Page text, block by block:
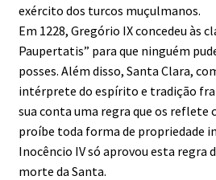
exército dos turcos muçulmanos.
Em 1228, Gregório IX concedeu às
Paupertatis” para que ninguém
posses. Além disso, Santa Clara,
intérprete do espírito e tradição
sua conta uma regra que os reflete
proíbe toda forma de propriedade
Inocêncio IV só aprovou esta regra
morte da Santa.